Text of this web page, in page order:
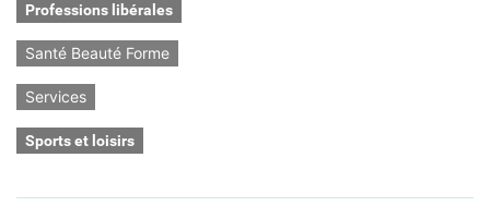
Professions libérales
Santé Beauté Forme
Services
Sports et loisirs